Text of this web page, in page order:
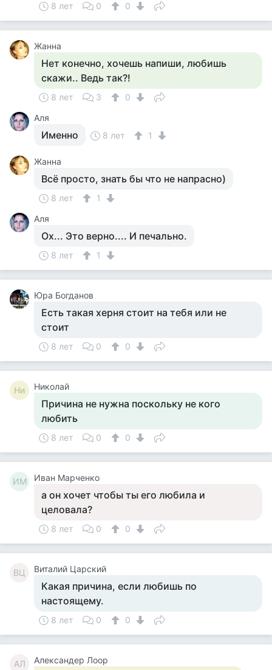
8 лет 0 0
Жанна
Нет конечно, хочешь напиши, любишь
скажи.. Ведь так?!
8 лет 3
0
Аля
Именно 8 лет 1
Жанна
Всё просто, знать бы что не напрасно)
8 лет
1
Аля
Ох... Это верно.... И печально.
8 лет 1
Юра Богданов
Есть такая херня стоит на тебя или не
стоит
8 лет 0 0
Ни Николай
Причина не нужна поскольку не кого
любить
8 лет 0 0
ИМ Иван Марченко
а он хочет чтобы ты его любила и
целовала?
8 лет 0 0
ВЦ Виталий Царский
Какая причина, если любишь по
настоящему.
8 лет 0 0
АЛ Александер Лоор